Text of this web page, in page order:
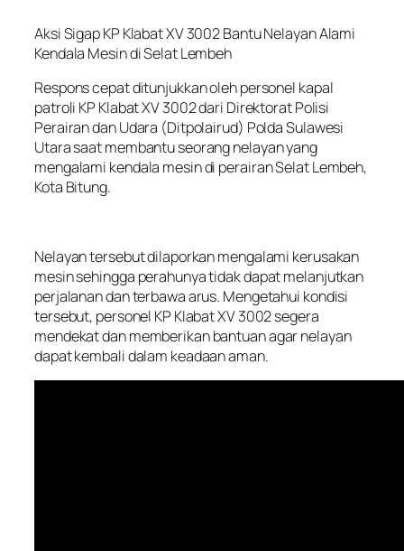
Aksi Sigap KP Klabat XV 3002 Bantu Nelayan Alami
Kendala Mesin di Selat Lembeh
Respons cepat ditunjukkan oleh personel kapal
patroli KP Klabat XV 3002 dari Direktorat Polisi
Perairan dan Udara (Ditpolairud) Polda Sulawesi
Utara saat membantu seorang nelayan yang
mengalami kendala mesin di perairan Selat Lembeh,
Kota Bitung.
Nelayan tersebut dilaporkan mengalami kerusakan
mesin sehingga perahunya tidak dapat melanjutkan
perjalanan dan terbawa arus. Mengetahui kondisi
tersebut, personel KP Klabat XV 3002 segera
mendekat dan memberikan bantuan agar nelayan
dapat kembali dalam keadaan aman.